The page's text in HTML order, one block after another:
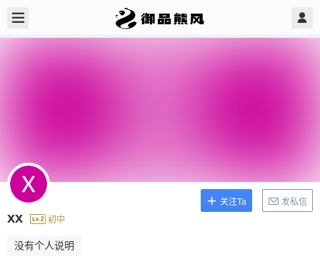
xx 初中
没有个人说明
关注Ta 发私信